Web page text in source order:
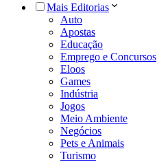
Mais Editorias
Auto
Apostas
Educação
Emprego e Concursos
Eloos
Games
Indústria
Jogos
Meio Ambiente
Negócios
Pets e Animais
Turismo